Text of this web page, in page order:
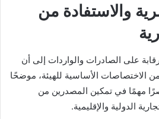
والاستفادة من
على الصادرات والواردات إلى أن
الاختصاصات الأساسية للهيئة، موضحًا
مهمًا في تمكين المصدرين من
الدولية والإقليمية.